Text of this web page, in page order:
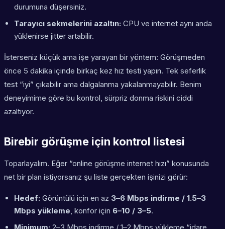
durumuna düşersiniz.
Tarayıcı sekmelerini azaltın: CPU ve internet aynı anda
yüklenirse jitter artabilir.
İsterseniz küçük ama işe yarayan bir yöntem: Görüşmeden
önce 5 dakika içinde birkaç kez hız testi yapın. Tek seferlik
test “iyi” çıkabilir ama dalgalanma yakalanmayabilir. Benim
deneyimime göre bu kontrol, sürpriz donma riskini ciddi
azaltıyor.
Birebir görüşme için kontrol listesi
Toparlayalım. Eğer “online görüşme internet hızı” konusunda
net bir plan istiyorsanız şu liste gerçekten işinizi görür:
Hedef: Görüntülü için en az 3–6 Mbps indirme / 1.5–3
Mbps yükleme, konfor için 6–10 / 3–5.